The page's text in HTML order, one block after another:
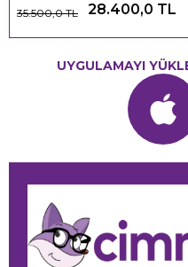
28.400,0 TL
35.500,0 TL
UYGULAMAYI